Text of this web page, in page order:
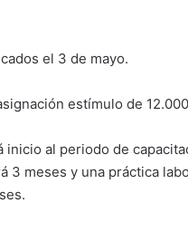
el 3 de mayo.
estímulo de
al periodo de
3 meses y una práctica